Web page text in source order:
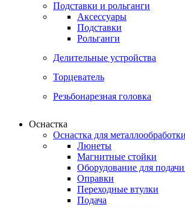
Подставки и рольганги
Аксессуары
Подставки
Рольганги
Делительные устройства
Торцеватель
Резьбонарезная головка
Оснастка
Оснастка для металлообработки
Люнеты
Магнитные стойки
Оборудование для
Оправки
Переходные втулки
Подача